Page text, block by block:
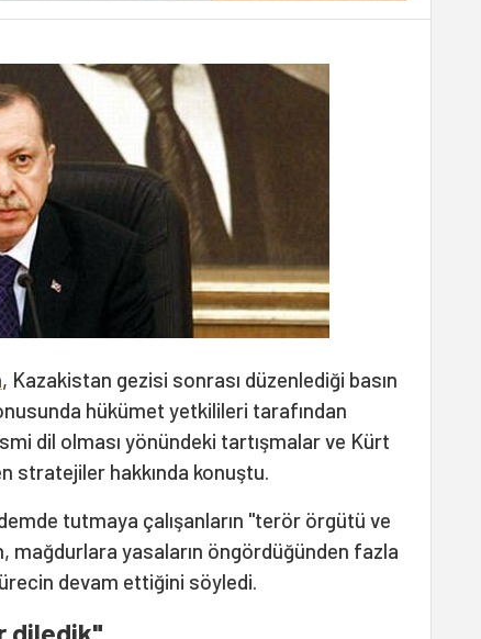
, Kazakistan gezisi sonrası düzenlediği basın
hükümet yetkilileri tarafından
dil olması yönündeki tartışmalar ve Kürt
stratejiler hakkında konuştu.
tutmaya çalışanların "terör örgütü ve
mağdurlara yasaların öngördüğünden fazla
devam ettiğini söyledi.
diledik"